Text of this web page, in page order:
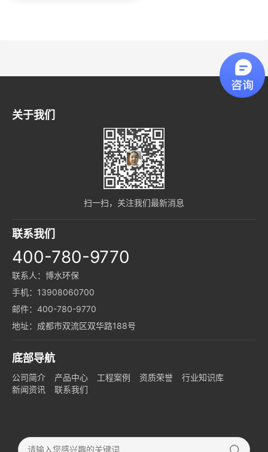
关于我们
扫一扫，关注我们最新消息
联系我们
400-780-9770
联系人：博水环保
手机：13908060700
邮件：400-780-9770
地址：成都市双流区双华路188号
底部导航
公司简介 产品中心 工程案例 资质荣誉
行业知识库
新闻资讯
联系我们